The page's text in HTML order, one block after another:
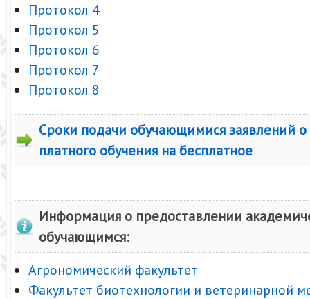
Протокол 4
Протокол 5
Протокол 6
Протокол 7
Протокол 8
Сроки подачи обучающимися заявлений
платного обучения на бесплатное
Информация о предоставлении
обучающимся:
Агрономический факультет
Факультет биотехнологии и ветеринарной